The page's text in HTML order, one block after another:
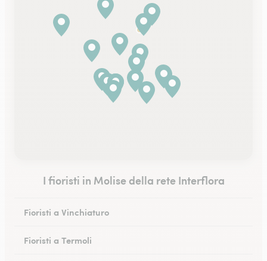
I fioristi in Molise della rete Interflora
Fioristi a Vinchiaturo
Fioristi a Termoli